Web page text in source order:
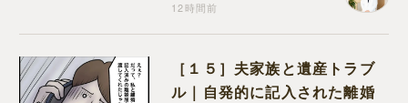
12時間前
［１５］夫家族と遺産トラブ
ル｜自発的に記入された離婚